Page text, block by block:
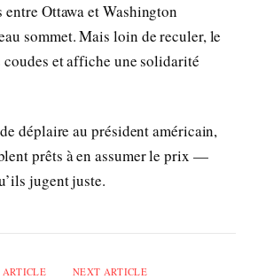
entre Ottawa et Washington
sommet. Mais loin de reculer, le
coudes et affiche une solidarité
déplaire au président américain,
prêts à en assumer le prix —
jugent juste.
ARTICLE NEXT ARTICLE